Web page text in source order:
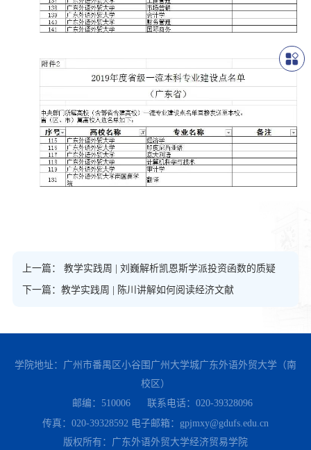
上一篇： 教学实践周 | 刘巍解析凯恩斯学派投资函数的质疑
下一篇：教学实践周 | 陈川讲解如何阅读经济文献
学院地址：广州市番禺区小谷围广州大学城广东外语外贸大学（南
校区）
邮编：510006
联系电话：020-39328096
传真：020-39328592 电子邮箱：gpjmxy@gdufs.edu.cn
版权所有：广东外语外贸大学经济贸易学院